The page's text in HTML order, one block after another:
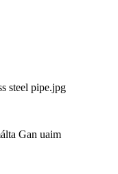
Gan uaim